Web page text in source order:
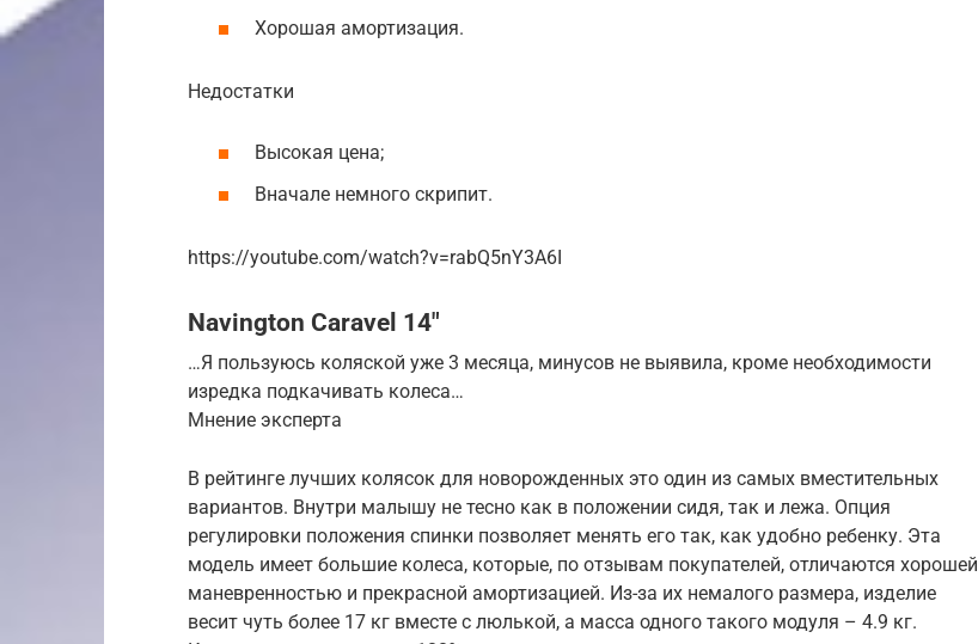
Хорошая амортизация.
Недостатки
Высокая цена;
Вначале немного скрипит.
https://youtube.com/watch?v=rabQ5nY3A6I
Navington Caravel 14″
…Я пользуюсь коляской уже 3 месяца, минусов не выявила, кроме необходимости
изредка подкачивать колеса…
Мнение эксперта
В рейтинге лучших колясок для новорожденных это один из самых вместительных
вариантов. Внутри малышу не тесно как в положении сидя, так и лежа. Опция
регулировки положения спинки позволяет менять его так, как удобно ребенку. Эта
модель имеет большие колеса, которые, по отзывам покупателей, отличаются хорошей
маневренностью и прекрасной амортизацией. Из-за их немалого размера, изделие
весит чуть более 17 кг вместе с люлькой, а масса одного такого модуля – 4.9 кг.